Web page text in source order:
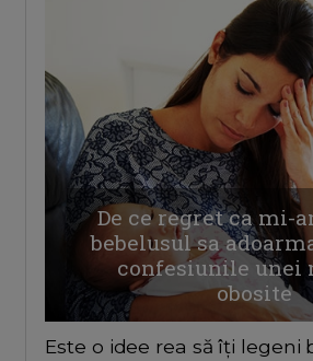
De ce regret ca mi-
bebelusul sa
confesiunile unei
obosite
Este o idee rea să îți legeni